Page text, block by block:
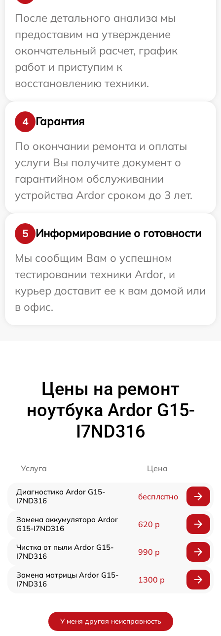
После детального анализа мы
предоставим на утверждение
окончательный расчет, график
работ и приступим к
восстановлению техники.
4
Гарантия
По окончании ремонта и оплаты
услуги Вы получите документ о
гарантийном обслуживании
устройства Ardor сроком до 3 лет.
5
Информирование о готовности
Мы сообщим Вам о успешном
тестировании техники Ardor, и
курьер доставит ее к вам домой или
в офис.
Цены на ремонт
ноутбука Ardor G15-
I7ND316
Услуга Цена
Диагностика Ardor G15-
I7ND316
бесплатно
Замена аккумулятора Ardor
G15-I7ND316
620 р
Чистка от пыли Ardor G15-
I7ND316
990 р
Замена матрицы Ardor G15-
I7ND316
1300 р
У меня другая неисправность